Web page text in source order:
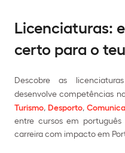
Licenciaturas:
certo para o
Descobre as
desenvolve competências
Turismo,Desporto,
entre cursos em
carreira com impacto em